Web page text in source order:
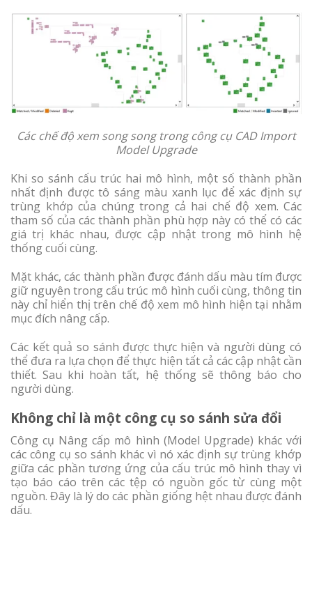
Các chế độ xem song song trong công cụ CAD Import
Model Upgrade
Khi so sánh cấu trúc hai mô hình, một số thành phần
nhất định được tô sáng màu xanh lục để xác định sự
trùng khớp của chúng trong cả hai chế độ xem. Các
tham số của các thành phần phù hợp này có thể có các
giá trị khác nhau, được cập nhật trong mô hình hệ
thống cuối cùng.
Mặt khác, các thành phần được đánh dấu màu tím được
giữ nguyên trong cấu trúc mô hình cuối cùng, thông tin
này chỉ hiển thị trên chế độ xem mô hình hiện tại nhằm
mục đích nâng cấp.
Các kết quả so sánh được thực hiện và người dùng có
thể đưa ra lựa chọn để thực hiện tất cả các cập nhật cần
thiết. Sau khi hoàn tất, hệ thống sẽ thông báo cho
người dùng.
Không chỉ là một công cụ so sánh sửa đổi
Công cụ Nâng cấp mô hình (Model Upgrade) khác với
các công cụ so sánh khác vì nó xác định sự trùng khớp
giữa các phần tương ứng của cấu trúc mô hình thay vì
tạo báo cáo trên các tệp có nguồn gốc từ cùng một
nguồn. Đây là lý do các phần giống hệt nhau được đánh
dấu.